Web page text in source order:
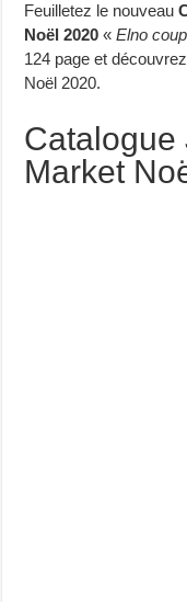
Feuilletez le nouveau
Noël 2020 «Elno
124 page et
Noël 2020.
Catalogue
Market